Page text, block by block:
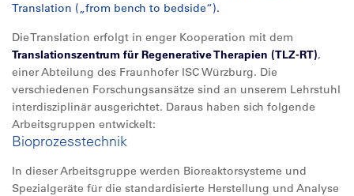
Translation („from bench to bedside“).
Die Translation erfolgt in enger Kooperation mit dem
Translationszentrum für Regenerative Therapien (TLZ-RT),
einer Abteilung des Fraunhofer ISC Würzburg. Die
verschiedenen Forschungsansätze sind an unserem Lehrstuhl
interdisziplinär ausgerichtet. Daraus haben sich folgende
Arbeitsgruppen entwickelt:
Bioprozesstechnik
In dieser Arbeitsgruppe werden Bioreaktorsysteme und
Spezialgeräte für die standardisierte Herstellung und Analyse